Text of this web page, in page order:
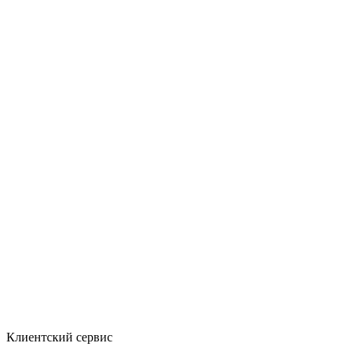
Клиентский сервис